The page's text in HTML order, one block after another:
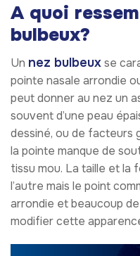
A quoi
bulbeux?
Un nez bulbeuxse
pointe nasale arrondie
peut donner au nez un
souvent d’une peau
dessiné, ou de facteurs
la pointe manque de
tissu mou. La taille et la
l’autre mais le point
arrondie et beaucoup
modifier cette